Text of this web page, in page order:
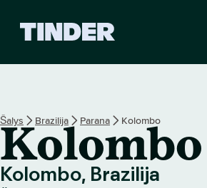
p
a
i
Šalys Brazilija Parana Kolombo
Kolombo
Kolombo, Brazilija